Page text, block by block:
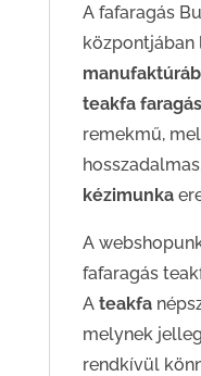
A fafaragás
központjában
teakfa
remekmű,
kézimunka
A
fafaragás
A teakfa
melynek
rendkívül